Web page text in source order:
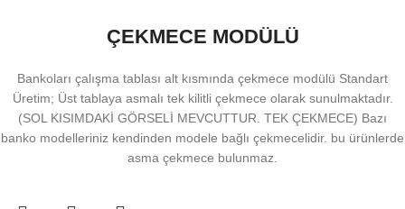
ÇEKMECE MODÜLÜ
Bankoları çalışma tablası alt kısmında çekmece modülü Standart
Üretim; Üst tablaya asmalı tek kilitli çekmece olarak sunulmaktadır.
(SOL KISIMDAKİ GÖRSELİ MEVCUTTUR. TEK ÇEKMECE) Bazı
banko modelleriniz kendinden modele bağlı çekmecelidir. bu ürünlerde
asma çekmece bulunmaz.